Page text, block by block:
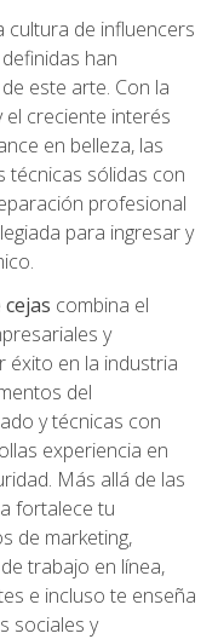
cultura de influencers
han
este arte. Con la
creciente interés
en belleza, las
técnicas sólidas con
profesional
para ingresar y
combina el
y
éxito en la industria
del
y técnicas con
experiencia en
Más allá de las
fortalece tu
de marketing,
trabajo en línea,
e incluso te enseña
sociales y